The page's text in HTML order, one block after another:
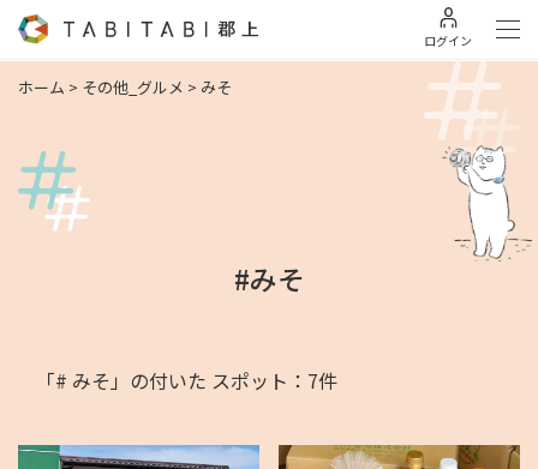
ログイン
ホーム > その他_グルメ > みそ
#みそ
「# みそ」の付いた スポット：7件